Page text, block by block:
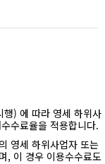
) 에 따라 영세 하위사
수료율을 적용합니다.
영세 하위사업자 또는
, 이 경우 이용수수료도